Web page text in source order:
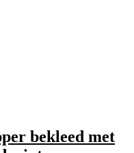
bekleed met